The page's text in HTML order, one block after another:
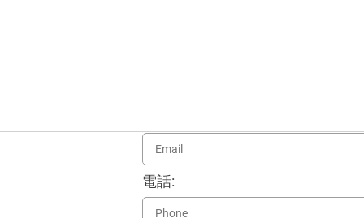
電話: